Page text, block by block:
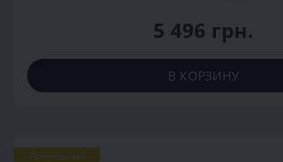
5 496 грн.
В КОРЗИНУ
Популярный